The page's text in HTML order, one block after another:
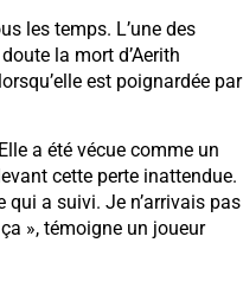
les temps. L’une des
la mort d’Aerith
est poignardée par
a été vécue comme un
cette perte inattendue.
qui a suivi. Je n’arrivais pas
», témoigne un joueur